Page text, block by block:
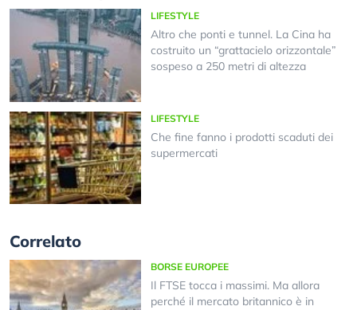
LIFESTYLE
Altro che ponti e tunnel. La Cina ha
costruito un “grattacielo orizzontale”
sospeso a 250 metri di altezza
LIFESTYLE
Che fine fanno i prodotti scaduti dei
supermercati
Correlato
BORSE EUROPEE
Il FTSE tocca i massimi. Ma allora
perché il mercato britannico è in